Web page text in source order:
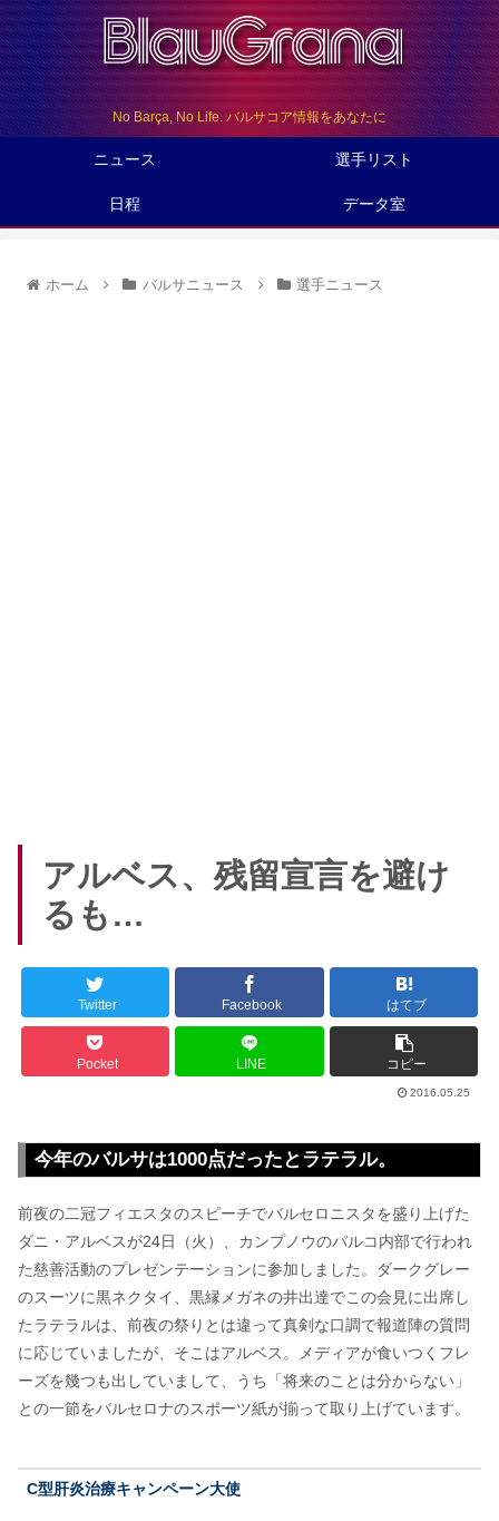
No Barça, No Life. バルサコア情報をあなたに
ニュース 選手リスト
日程 データ室
ホーム バルサニュース 選手ニュース
アルベス、残留宣言を避け
るも…
Twitter Facebook はてブ
Pocket LINE コピー
2016.05.25
今年のバルサは1000点だったとラテラル。
前夜の二冠フィエスタのスピーチでバルセロニスタを盛り上げた
ダニ・アルベスが24日（火）、カンプノウのパルコ内部で行われ
た慈善活動のプレゼンテーションに参加しました。ダークグレー
のスーツに黒ネクタイ、黒縁メガネの井出達でこの会見に出席し
たラテラルは、前夜の祭りとは違って真剣な口調で報道陣の質問
に応じていましたが、そこはアルベス。メディアが食いつくフレ
ーズを幾つも出していまして、うち「将来のことは分からない」
との一節をバルセロナのスポーツ紙が揃って取り上げています。
C型肝炎治療キャンペーン大使